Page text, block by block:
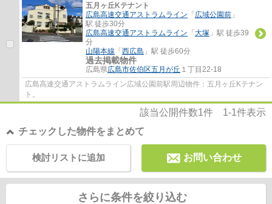
五月ヶ丘Kテナント
広島高速交通アストラムライン 「 広域公園前 」
駅 徒歩30分
広島高速交通アストラムライン 「 大塚 」駅 徒歩39
分
山陽本線 「 西広島 」駅 徒歩60分
過去掲載物件
広島県広島市佐伯区五月が丘 １丁目22-18
広島高速交通アストラムライン広域公園前駅周辺物件：五月ヶ丘Kテナン
ト。
該当公開件数1件 1-1件表示
チェックした物件をまとめて
お問い合わせ
検討リストに追加
さらに条件を絞り込む